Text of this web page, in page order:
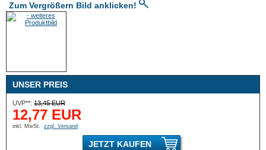
Zum Vergrößern Bild anklicken!
UNSER PREIS
UVP**: 13,45 EUR
12,77 EUR
inkl. MwSt. zzgl. Versand
JETZT KAUFEN